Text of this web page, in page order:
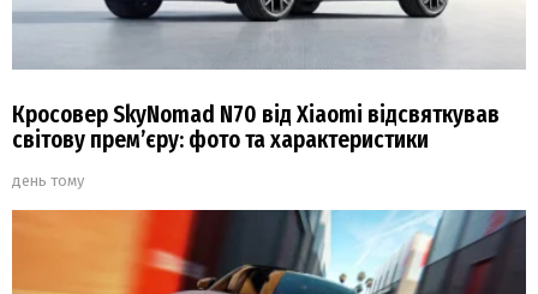
Кросовер SkyNomad N70 від Xiaomi відсвяткував
світову прем’єру: фото та характеристики
день тому